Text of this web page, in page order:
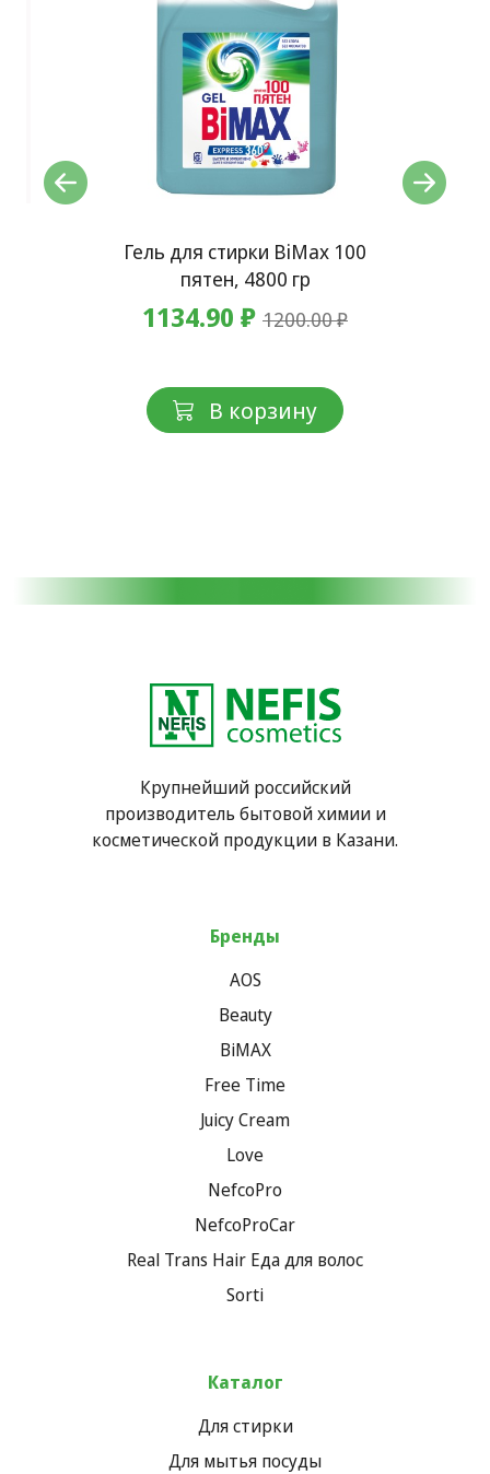
Гель для стирки BiMax 100
пятен, 4800 гр
1134.90 ₽ 1200.00 ₽
В корзину
Крупнейший российский
производитель бытовой химии и
косметической продукции в Казани.
Бренды
AOS
Beauty
BiMAX
Free Time
Juicy Cream
Love
NefcoPro
NefcoProCar
Real Trans Hair Еда для волос
Sorti
Каталог
Для стирки
Для мытья посуды